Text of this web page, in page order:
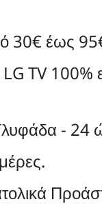
30€ έως
TV 100%
- 24